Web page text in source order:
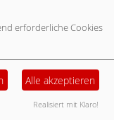
erforderliche Cookies
Alle akzeptieren
Realisiert mit Klaro!